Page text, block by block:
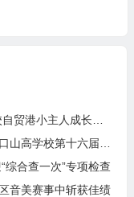
合查一次”专项检查
音美赛事中斩获佳绩